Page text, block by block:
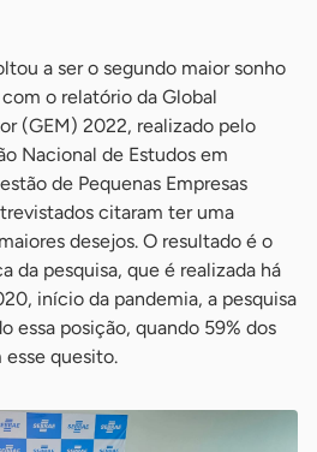
a ser o segundo maior sonho
o relatório da Global
(GEM) 2022, realizado pelo
Nacional de Estudos em
de Pequenas Empresas
citaram ter uma
desejos. O resultado é o
da pesquisa, que é realizada há
início da pandemia, a pesquisa
essa posição, quando 59% dos
quesito.